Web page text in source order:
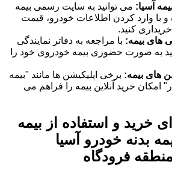
آسیا: می توانید به سایت رسمی بیمه
و با وارد کردن اطلاعات خودرو، قیمت
کنید.
های بیمه: با مراجعه به دفاتر نمایندگی
به صورت حضوری بیمه خودروی خود را
های بیمه: برخی اپلیکیشن ها مانند "بیمه
امکان خرید آنلاین بیمه را فراهم می
خرید و استفاده از بیمه
بدنه خودرو آسیا
فرودگاه